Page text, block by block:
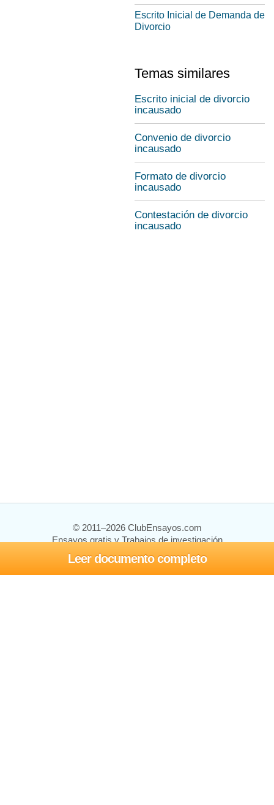
Leer documento completo
Escrito Inicial de Demanda de
Divorcio
Temas similares
Escrito inicial de divorcio
incausado
Convenio de divorcio
incausado
Formato de divorcio
incausado
Contestación de divorcio
incausado
© 2011–2026 ClubEnsayos.com
Ensayos gratis y Trabajos de investigación